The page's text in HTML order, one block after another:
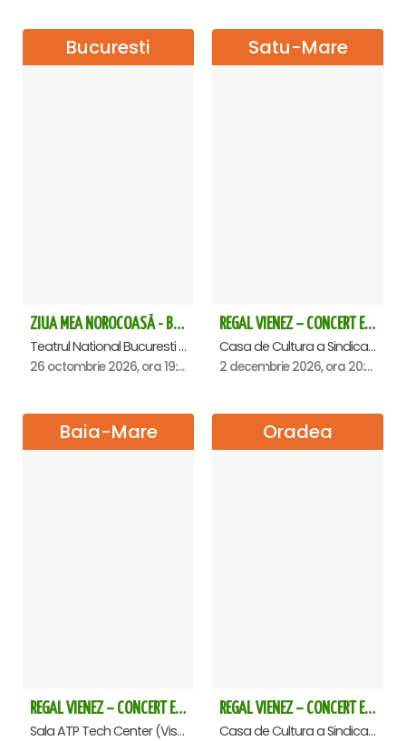
Bucuresti
ZIUA MEA NOROCOASĂ - Bucuresti
Teatrul National Bucuresti - Sala Ion Caramitru, Bucuresti
26 octombrie 2026, ora 19:00
Satu-Mare
REGAL VIENEZ – CONCERT EXTRAORDINAR DE CRACIUN - Satu Mare
Casa de Cultura a Sindicatelor , Satu-Mare
2 decembrie 2026, ora 20:00
Baia-Mare
REGAL VIENEZ – CONCERT EXTRAORDINAR DE CRACIUN - Baia Mare
Sala ATP Tech Center (Vis a vis de Auchan), Baia-Mare
Oradea
REGAL VIENEZ – CONCERT EXTRAORDINAR DE CRACIUN - Oradea
Casa de Cultura a Sindicatelor , Oradea